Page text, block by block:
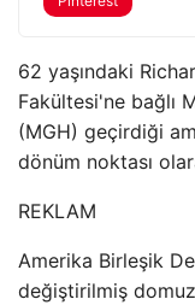
62 yaşındaki
Fakültesi'ne bağlı
(MGH) geçirdiği
dönüm noktası
REKLAM
Amerika Birleşik
değiştirilmiş